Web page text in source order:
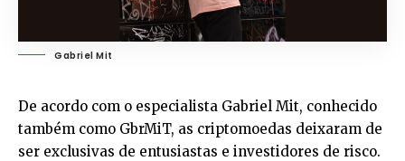
Gabriel Mit
De acordo com o especialista Gabriel Mit, conhecido
também como GbrMiT, as criptomoedas deixaram de
ser exclusivas de entusiastas e investidores de risco.